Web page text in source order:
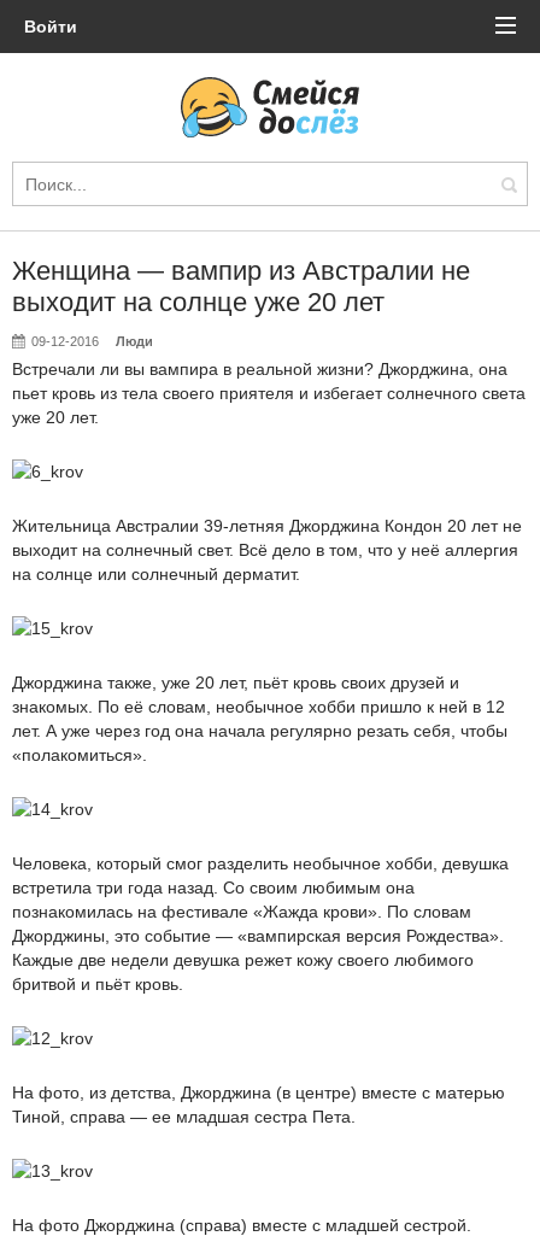
Войти
Женщина — вампир из Австралии не
выходит на солнце уже 20 лет
09-12-2016 Люди
Встречали ли вы вампира в реальной жизни? Джорджина, она
пьет кровь из тела своего приятеля и избегает солнечного света
уже 20 лет.
Жительница Австралии 39-летняя Джорджина Кондон 20 лет не
выходит на солнечный свет. Всё дело в том, что у неё аллергия
на солнце или солнечный дерматит.
Джорджина также, уже 20 лет, пьёт кровь своих друзей и
знакомых. По её словам, необычное хобби пришло к ней в 12
лет. А уже через год она начала регулярно резать себя, чтобы
«полакомиться».
Человека, который смог разделить необычное хобби, девушка
встретила три года назад. Со своим любимым она
познакомилась на фестивале «Жажда крови». По словам
Джорджины, это событие — «вампирская версия Рождества».
Каждые две недели девушка режет кожу своего любимого
бритвой и пьёт кровь.
На фото, из детства, Джорджина (в центре) вместе с матерью
Тиной, справа — ее младшая сестра Пета.
На фото Джорджина (справа) вместе с младшей сестрой.